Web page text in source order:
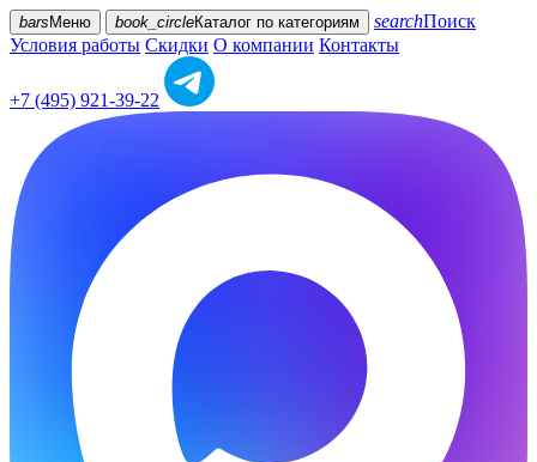
bars Меню book_circleКаталог по категориям searchПоиск
Условия работы Скидки О компании Контакты
+7 (495) 921-39-22